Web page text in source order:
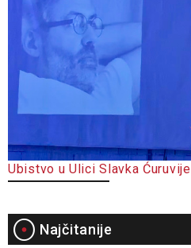
Ubistvo u Ulici Slavka Ćuruvije
Najčitanije